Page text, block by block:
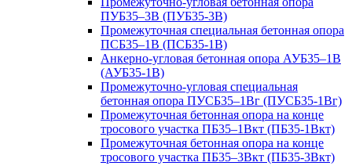
ПУБ35–3В (ПУБ35-3В)
Промежуточная специальная бетонная опора
ПСБ35–1В (ПСБ35-1В)
Анкерно-угловая бетонная опора АУБ35–1В
(АУБ35-1В)
Промежуточно-угловая специальная
бетонная опора ПУСБ35–1Вг (ПУСБ35-1Вг)
Промежуточная бетонная опора на конце
тросового участка ПБ35–1Вкт (ПБ35-1Вкт)
Промежуточная бетонная опора на конце
тросового участка ПБ35–3Вкт (ПБ35-3Вкт)